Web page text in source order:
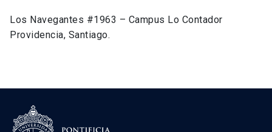
Los Navegantes #1963 – Campus Lo Contador
Providencia, Santiago.